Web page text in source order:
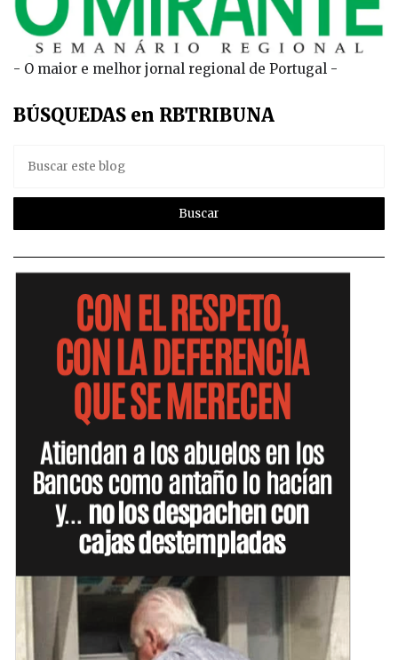
- O maior e melhor jornal regional de Portugal -
BÚSQUEDAS en RBTRIBUNA